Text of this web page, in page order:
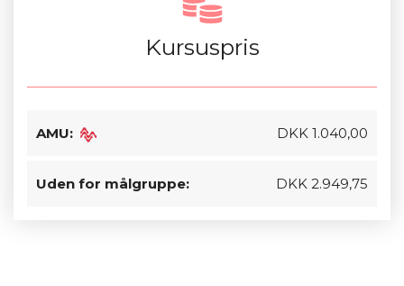
Kursuspris
AMU: DKK 1.040,00
Uden for målgruppe: DKK 2.949,75